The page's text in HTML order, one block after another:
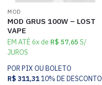
MOD
MOD GRUS 100W – LOST
VAPE
EM ATÉ 6x de R$ 57,65 S/
JUROS
POR PIX OU BOLETO
R$ 311,3110% DE DESCONTO